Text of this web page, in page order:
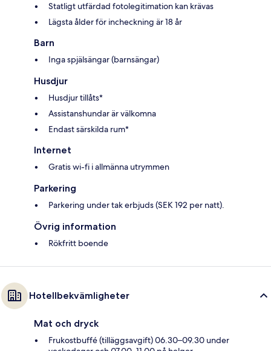
Statligt utfärdad fotolegitimation kan krävas
Lägsta ålder för incheckning är 18 år
Barn
Inga spjälsängar (barnsängar)
Husdjur
Husdjur tillåts*
Assistanshundar är välkomna
Endast särskilda rum*
Internet
Gratis wi-fi i allmänna utrymmen
Parkering
Parkering under tak erbjuds (SEK 192 per natt).
Övrig information
Rökfritt boende
Hotellbekvämligheter
Mat och dryck
Frukostbuffé (tilläggsavgift) 06.30–09.30 under